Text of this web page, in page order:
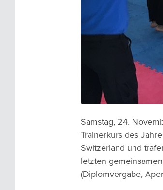
Samstag, 24.
Trainerkurs des
Switzerland und
letzten
(Diplomvergabe,